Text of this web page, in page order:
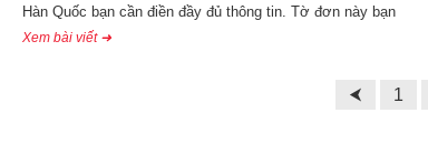
Hàn Quốc bạn cần điền đầy đủ thông tin. Tờ đơn này bạn
Xem bài viết ➜
⮜ 1